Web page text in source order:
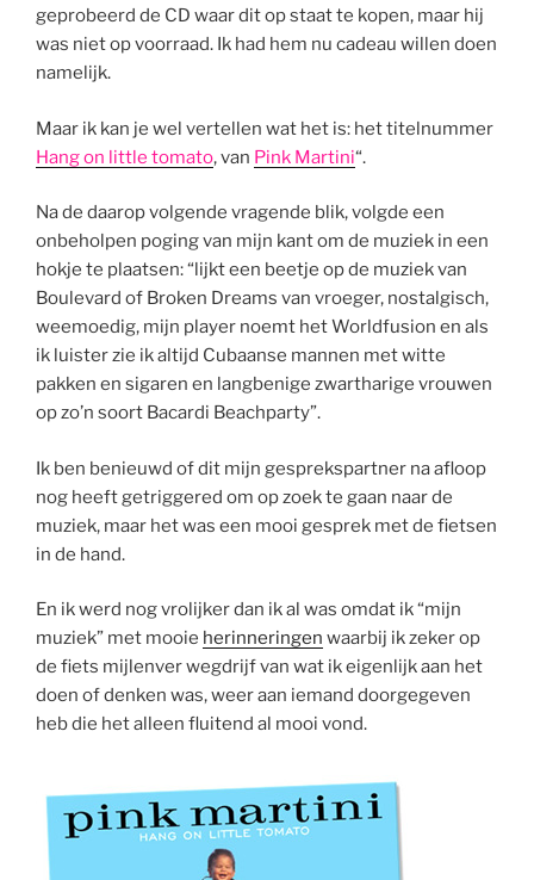
geprobeerd de CD waar dit op staat te kopen, maar hij
was niet op voorraad. Ik had hem nu cadeau willen doen
namelijk.
Maar ik kan je wel vertellen wat het is: het titelnummer
Hang on little tomato, van Pink Martini“.
Na de daarop volgende vragende blik, volgde een
onbeholpen poging van mijn kant om de muziek in een
hokje te plaatsen: “lijkt een beetje op de muziek van
Boulevard of Broken Dreams van vroeger, nostalgisch,
weemoedig, mijn player noemt het Worldfusion en als
ik luister zie ik altijd Cubaanse mannen met witte
pakken en sigaren en langbenige zwartharige vrouwen
op zo’n soort Bacardi Beachparty”.
Ik ben benieuwd of dit mijn gesprekspartner na afloop
nog heeft getriggered om op zoek te gaan naar de
muziek, maar het was een mooi gesprek met de fietsen
in de hand.
En ik werd nog vrolijker dan ik al was omdat ik “mijn
muziek” met mooie herinneringen waarbij ik zeker op
de fiets mijlenver wegdrijf van wat ik eigenlijk aan het
doen of denken was, weer aan iemand doorgegeven
heb die het alleen fluitend al mooi vond.